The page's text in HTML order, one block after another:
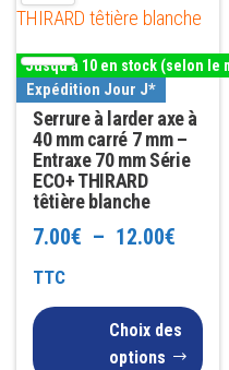
Jusqu'à 10 en stock (selon le
Expédition Jour J*
Serrure à larder axe à
40 mm carré 7 mm –
Entraxe 70 mm Série
ECO+ THIRARD
têtière blanche
7.00€ – 12.00€
prix :
7.00€
TTC
Choix des
options
plusieurs
variations.
Les
options
peuvent
être
choisies
sur
du